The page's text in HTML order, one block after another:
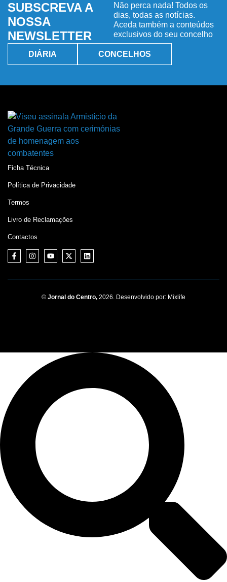
SUBSCREVA A
NOSSA
NEWSLETTER
Não perca nada! Todos os
dias, todas as notícias.
Aceda também a conteúdos
exclusivos do seu concelho
DIÁRIA CONCELHOS
Ficha Técnica
Política de Privacidade
Termos
Livro de Reclamações
Contactos
© Jornal do Centro, 2026. Desenvolvido por: Mixlife